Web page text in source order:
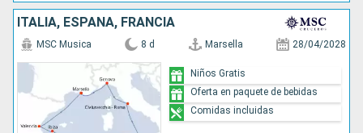
ITALIA, ESPAÑA, FRANCIA
MSC Musica 8 d Marsella 28/04/2028
Niños Gratis
Oferta en paquete de bebidas
Comidas incluidas